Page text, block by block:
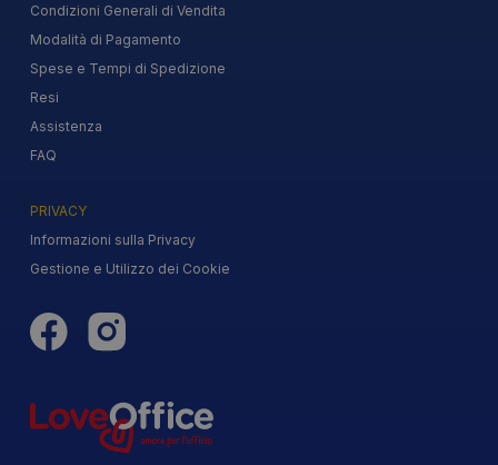
Condizioni Generali di Vendita
Modalità di Pagamento
Spese e Tempi di Spedizione
Resi
Assistenza
FAQ
PRIVACY
Informazioni sulla Privacy
Gestione e Utilizzo dei Cookie